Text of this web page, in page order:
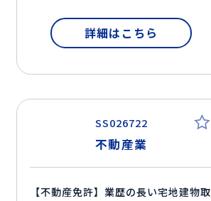
詳細はこちら
SS026722
不動産業
【不動産免許】業歴の長い宅地建物取